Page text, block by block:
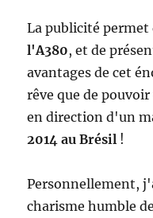
La publicité
l'A380, et de
avantages de cet
rêve que de
en direction d'un
2014 au Brésil !
Personnellement,
charisme humble